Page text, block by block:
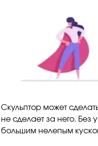
Скульптор может
не сделает за него. Без
большим нелепым